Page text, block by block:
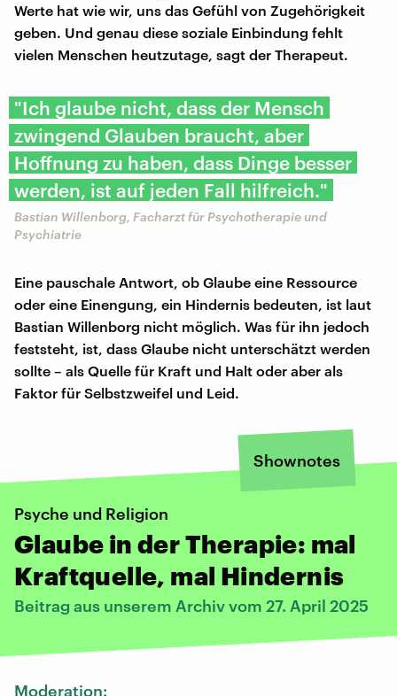
Werte hat wie wir, uns das Gefühl von Zugehörigkeit
geben. Und genau diese soziale Einbindung fehlt
vielen Menschen heutzutage, sagt der Therapeut.
"Ich glaube nicht, dass der Mensch
zwingend Glauben braucht, aber
Hoffnung zu haben, dass Dinge besser
werden, ist auf jeden Fall hilfreich."
Bastian Willenborg, Facharzt für Psychotherapie und
Psychiatrie
Eine pauschale Antwort, ob Glaube eine Ressource
oder eine Einengung, ein Hindernis bedeuten, ist laut
Bastian Willenborg nicht möglich. Was für ihn jedoch
feststeht, ist, dass Glaube nicht unterschätzt werden
sollte – als Quelle für Kraft und Halt oder aber als
Faktor für Selbstzweifel und Leid.
Shownotes
Psyche und Religion
Glaube in der Therapie: mal
Kraftquelle, mal Hindernis
Beitrag aus unserem Archiv vom 27. April 2025
Moderation: